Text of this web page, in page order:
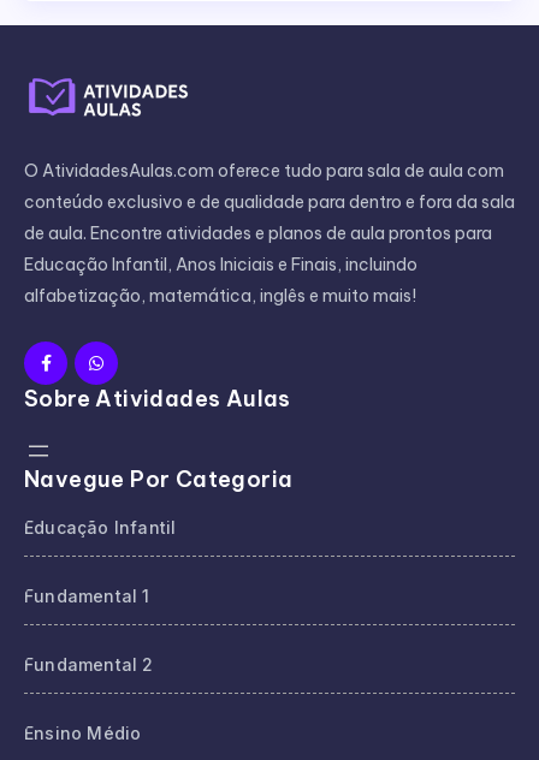
O AtividadesAulas.com oferece tudo para sala de aula com
conteúdo exclusivo e de qualidade para dentro e fora da sala
de aula. Encontre atividades e planos de aula prontos para
Educação Infantil, Anos Iniciais e Finais, incluindo
alfabetização, matemática, inglês e muito mais!
Sobre Atividades Aulas
Navegue Por Categoria
Educação Infantil
Fundamental 1
Fundamental 2
Ensino Médio